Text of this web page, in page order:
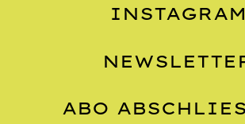
INSTAGRAM
ABO